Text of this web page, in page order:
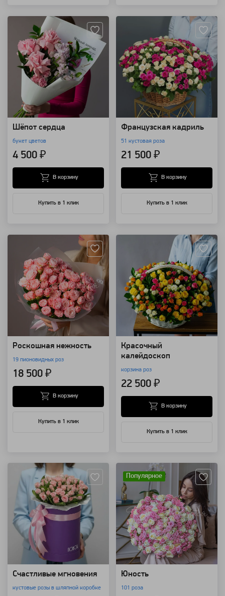
Шёпот сердца
букет цветов
4 500 ₽
Купить в 1 клик
В корзину
Французская кадриль
51 кустовая роза
21 500 ₽
Купить в 1 клик
В корзину
Роскошная нежность
19 пионовидных роз
18 500 ₽
Купить в 1 клик
В корзину
Красочный
калейдоскоп
корзина роз
22 500 ₽
Купить в 1 клик
В корзину
Счастливые мгновения
кустовые розы в шляпной коробке
Популярное
Юность
101 роза